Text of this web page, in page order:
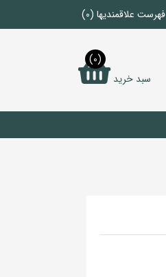
فهرست علاقمندیها (0)
سبد خرید
(0)